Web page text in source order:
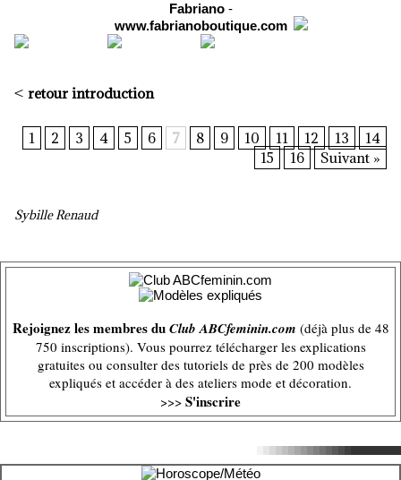
Fabriano-
www.fabrianoboutique.com
< retour introduction
1 2 3 4 5 6 7 8 9 10 11 12 13
14
15
16 Suivant »
Sybille Renaud
Rejoignez les membres duClub ABCfeminin.com (déjà plus de 48
750 inscriptions). Vous pourrez télécharger les explications
gratuites ou consulter des tutoriels de près de 200 modèles
expliqués et accéder à des ateliers mode et décoration.
>>> S'inscrire